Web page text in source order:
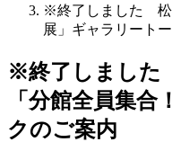
※終了しました 松
展」ギャラリート
※終了しました
「分館全員集
クのご案内